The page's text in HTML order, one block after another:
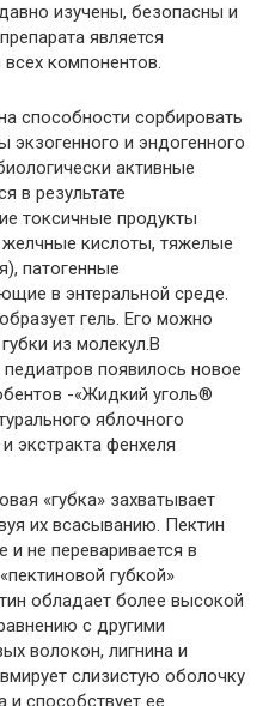
изучены, безопасны и
является
компонентов.
способности сорбировать
экзогенного и эндогенного
активные
в результате
токсичные продукты
кислоты, тяжелые
патогенные
в энтеральной среде.
гель. Его можно
из молекул.В
появилось новое
-«Жидкий уголь®
яблочного
экстракта фенхеля
«губка» захватывает
их всасыванию. Пектин
и не переваривается в
губкой»
обладает более высокой
с другими
волокон, лигнина и
слизистую оболочку
и способствует ее